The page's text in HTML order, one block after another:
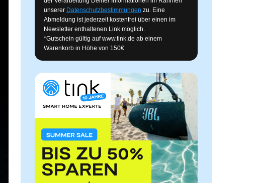
unserer Datenschutzbestimmungen zu. Eine
Abmeldung ist jederzeit kostenfrei über einen im
Newsletter enthaltenen Link möglich.
*Gutschein gültig aufwww.tink.de ab einem
Warenkorb in Höhe von 150€